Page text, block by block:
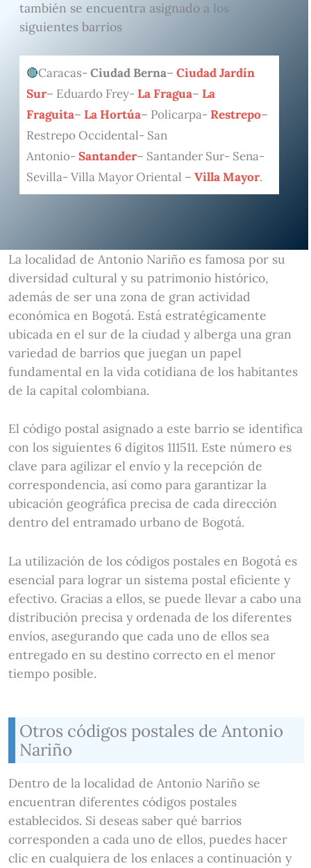
también se encuentra asignado a los
siguientes barrios
Caracas- Ciudad Berna– Ciudad Jardín
Sur– Eduardo Frey- La Fragua– La
Fraguita– La Hortúa– Policarpa- Restrepo–
Restrepo Occidental- San
Antonio- Santander– Santander Sur- Sena-
Sevilla- Villa Mayor Oriental – Villa Mayor.
La localidad de Antonio Nariño es famosa por su
diversidad cultural y su patrimonio histórico,
además de ser una zona de gran actividad
económica en Bogotá. Está estratégicamente
ubicada en el sur de la ciudad y alberga una gran
variedad de barrios que juegan un papel
fundamental en la vida cotidiana de los habitantes
de la capital colombiana.
El código postal asignado a este barrio se identifica
con los siguientes 6 dígitos 111511. Este número es
clave para agilizar el envío y la recepción de
correspondencia, así como para garantizar la
ubicación geográfica precisa de cada dirección
dentro del entramado urbano de Bogotá.
La utilización de los códigos postales en Bogotá es
esencial para lograr un sistema postal eficiente y
efectivo. Gracias a ellos, se puede llevar a cabo una
distribución precisa y ordenada de los diferentes
envíos, asegurando que cada uno de ellos sea
entregado en su destino correcto en el menor
tiempo posible.
Otros códigos postales de Antonio
Nariño
Dentro de la localidad de Antonio Nariño se
encuentran diferentes códigos postales
establecidos. Si deseas saber qué barrios
corresponden a cada uno de ellos, puedes hacer
clic en cualquiera de los enlaces a continuación y